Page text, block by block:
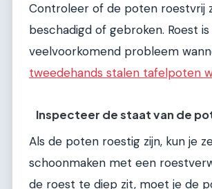
Controleer of de poten roestvrij
beschadigd of gebroken. Roest
veelvoorkomend probleem
tweedehands stalen tafelpoten
Inspecteer de staat van de
Als de poten roestig zijn, kun je
schoonmaken met een
de roest te diep zit, moet je de